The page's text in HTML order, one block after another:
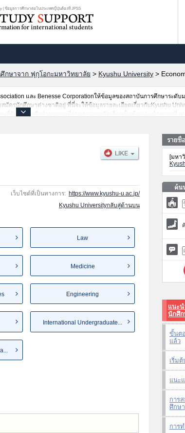
| ข้อมูลการศึกษาต่อในประเทศญี่ปุ่นต้องที่ JPSS
ศึกษาจาก ฟุกุโอกะมหาวิทยาลัย > Kyushu University >
และ Benesse Corporationให้ข้อมูลของสถาบันการศึกษาระ
รนักศึกษาต่างชาติอยู่ ที่นี่จะให้ข้อมูลรายละเอียดเกี่ยวกับKyushu
รับสมัครหรือจำนวนคนที่ผ่านการสอบคัดเลือกเป็นต้น,แนะนำสถานที่,กา
เว็บไซต์ที่เป็นทางการ: https://www.kyushu-u.ac.jp/
Kyushu Universityกลับสู่ด้านบน
Law
Medicine
Engineering
International Undergraduate...
[มหา
แนะน
นักศึก
ขั้นต
แล้ว
เริ่ม
แนะ
การ
ศึกษา
การ